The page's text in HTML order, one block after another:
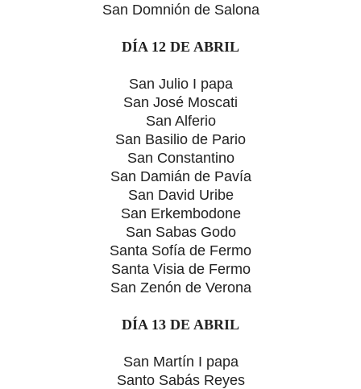
San Domnión de Salona
DÍA 12 DE ABRIL
San Julio I papa
San José Moscati
San Alferio
San Basilio de Pario
San Constantino
San Damián de Pavía
San David Uribe
San Erkembodone
San Sabas Godo
Santa Sofía de Fermo
Santa Visia de Fermo
San Zenón de Verona
DÍA 13 DE ABRIL
San Martín I papa
Santo Sabás Reyes